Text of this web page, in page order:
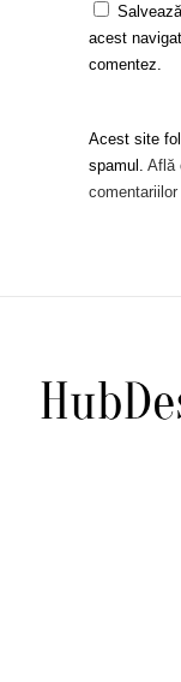
acest
comentez.
Acest site
spamul. Află